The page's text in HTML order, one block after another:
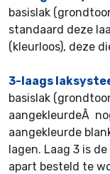
basislak
standaard deze
(kleurloos), deze
3-laags
basislak
aangekleurdeÂ
aangekleurde
lagen. Laag 3 is
apart besteld te